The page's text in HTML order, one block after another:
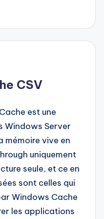
CSV
est une
Windows Server
mémoire vive en
uniquement
seule, et ce en
sont celles qui
Windows Cache
les applications